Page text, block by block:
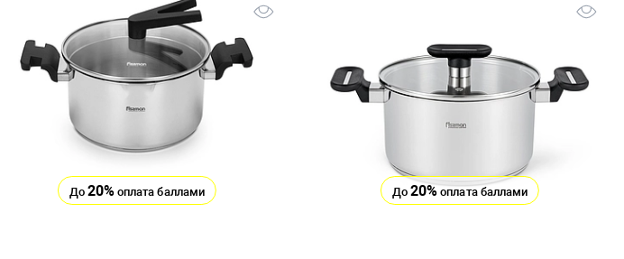
До 20% оплата баллами До20%оплата баллами